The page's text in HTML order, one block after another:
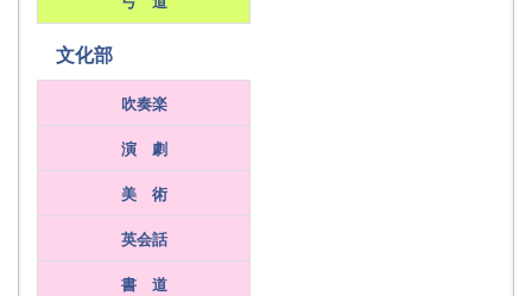
文化部
吹奏楽
演 劇
美 術
英会話
書 道